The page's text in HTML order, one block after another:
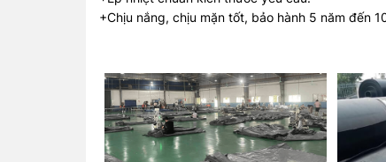
+Chịu nắng, chịu mặn tốt, bảo hành 5 năm đến